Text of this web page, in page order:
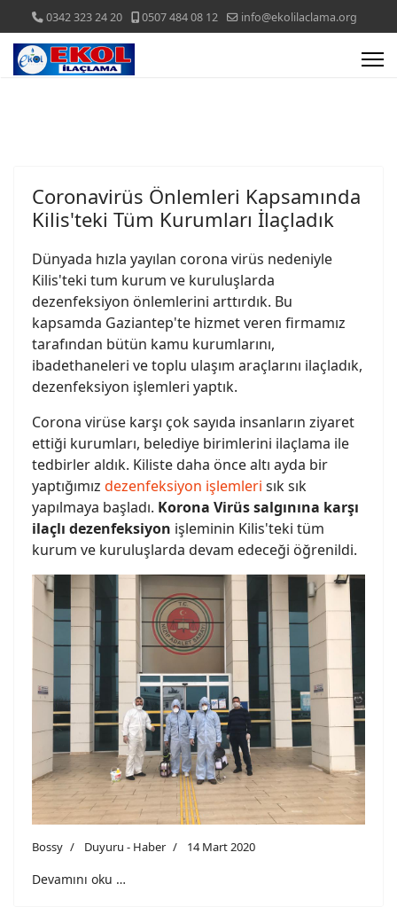
0342 323 24 20 0507 484 08 12 info@ekolilaclama.org
Coronavirüs Önlemleri Kapsamında
Kilis'teki Tüm Kurumları İlaçladık
Dünyada hızla yayılan corona virüs nedeniyle
Kilis'teki tum kurum ve kuruluşlarda
dezenfeksiyon önlemlerini arttırdık. Bu
kapsamda Gaziantep'te hizmet veren firmamız
tarafından bütün kamu kurumlarını,
ibadethaneleri ve toplu ulaşım araçlarını ilaçladık,
dezenfeksiyon işlemleri yaptık.
Corona virüse karşı çok sayıda insanların ziyaret
ettiği kurumları, belediye birimlerini ilaçlama ile
tedbirler aldık. Kiliste daha önce altı ayda bir
yaptığımız dezenfeksiyon işlemleri sık sık
yapılmaya başladı. Korona Virüs salgınına karşı
ilaçlı dezenfeksiyon işleminin Kilis'teki tüm
kurum ve kuruluşlarda devam edeceği öğrenildi.
Bossy Duyuru - Haber 14 Mart 2020
Devamını oku …